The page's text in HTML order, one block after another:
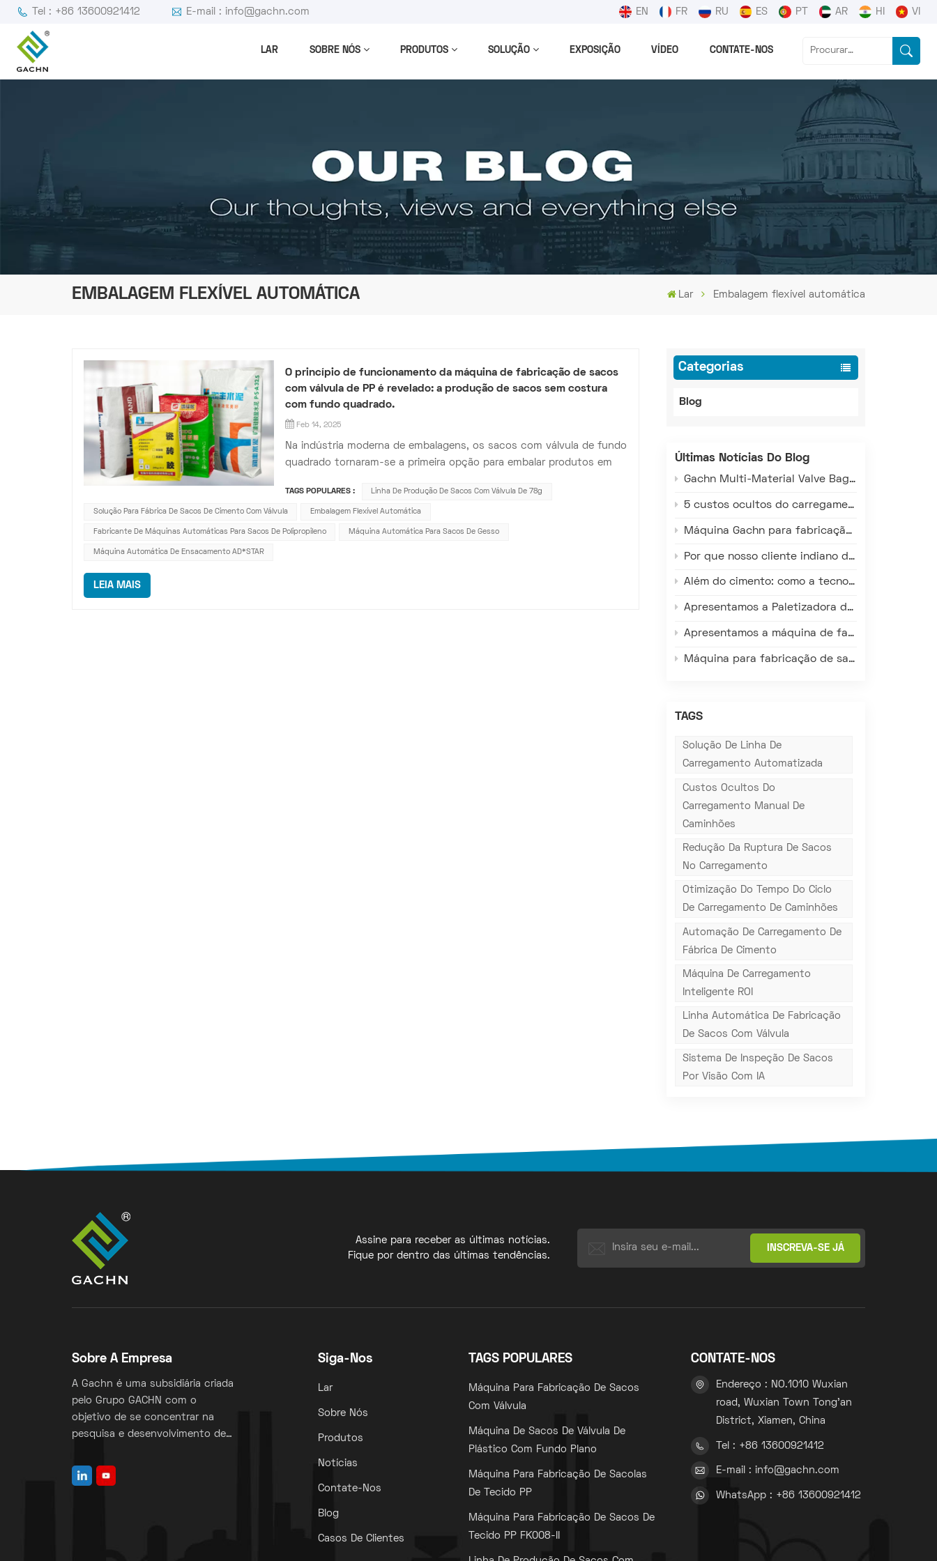
Tel : +86 13600921412 E-mail : info@gachn.com EN FR RU ES PT AR HI VI
LAR SOBRE NÓS PRODUTOS SOLUÇÃO EXPOSIÇÃO VÍDEO CONTATE-NOS
EMBALAGEM FLEXÍVEL AUTOMÁTICA Lar Embalagem flexível automática
Categorias
Blog
Últimas Notícias Do Blog
Gachn Multi-Material Valve Bag Making Machine: Versatile Production for PE, PP, and Paper-Plastic
5 custos ocultos do carregamento manual de caminhões que estão drenando seus lucros
Máquina Gachn para fabricação de sacos com válvulas multimateriais: Produção versátil para sacos de PE, PP e compósitos de papel e plástico.
Por que nosso cliente indiano dobrou sua aposta nas máquinas de sacos valvulados da GACHN?
Além do cimento: como a tecnologia de carregamento inteligente da Gachn beneficia as indústrias química, mineral e de grãos.
Apresentamos a Paletizadora de Alto Nível da Gachn – Redefinindo Eficiência, Precisão e Confiabilidade na Paletização de Materiais Ensacados em Armazéns.
Apresentamos a máquina de fabricação de sacos valvulados de tecido plástico FK008-III – Redefinindo eficiência, precisão e qualidade em embalagens.
Máquina para fabricação de sacos com válvulas Gachn: Adaptada às condições reais de fábricas no exterior, resolve os principais problemas de produção local.
TAGS
Solução De Linha De
Carregamento Automatizada
Custos Ocultos Do
Carregamento Manual De
Caminhões
Redução Da Ruptura De Sacos
No Carregamento
Otimização Do Tempo Do Ciclo
De Carregamento De Caminhões
Automação De Carregamento De
Fábrica De Cimento
Máquina De Carregamento
Inteligente ROI
Linha Automática De Fabricação
De Sacos Com Válvula
Sistema De Inspeção De Sacos
Por Visão Com IA
O princípio de funcionamento da máquina de fabricação de sacos
com válvula de PP é revelado: a produção de sacos sem costura
com fundo quadrado.
Feb 14, 2025
Na indústria moderna de embalagens, os sacos com válvula de fundo
quadrado tornaram-se a primeira opção para embalar produtos em
ao seu excelente desempenho e características de proteção
ambiental. Máquina para fabricação de sacos...
TAGS POPULARES : Linha De Produção De Sacos Com Válvula De 78g
Solução Para Fábrica De Sacos De Cimento Com Válvula Embalagem Flexível Automática
Fabricante De Máquinas Automáticas Para Sacos De Polipropileno Máquina Automática Para Sacos De Gesso
Máquina Automática De Ensacamento AD*STAR
LEIA MAIS
Assine para receber as últimas notícias.
Fique por dentro das últimas tendências.
Sobre A Empresa
A Gachn é uma subsidiária criada
pelo Grupo GACHN com o
objetivo de se concentrar na
pesquisa e desenvolvimento de
sacos valvulados.
Siga-Nos
Lar
Sobre Nós
Produtos
Notícias
Contate-Nos
Blog
Casos De Clientes
TAGS POPULARES
Máquina Para Fabricação De Sacos
Com Válvula
Máquina De Sacos De Válvula De
Plástico Com Fundo Plano
Máquina Para Fabricação De Sacolas
De Tecido PP
Máquina Para Fabricação De Sacos De
Tecido PP FK008-II
CONTATE-NOS
Endereço : NO.1010 Wuxian
road, Wuxian Town Tong'an
District, Xiamen, China
Tel : +86 13600921412
E-mail : info@gachn.com
WhatsApp : +86 13600921412